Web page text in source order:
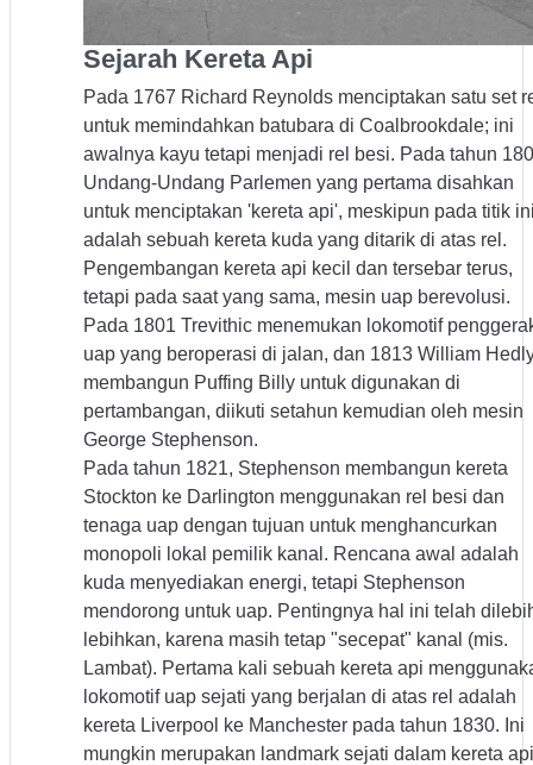
Sejarah Kereta Api
Pada 1767 Richard Reynolds menciptakan satu set
untuk memindahkan batubara di Coalbrookdale; ini
awalnya kayu tetapi menjadi rel besi. Pada tahun
Undang-Undang Parlemen yang pertama disahkan
untuk menciptakan 'kereta api', meskipun pada titik
adalah sebuah kereta kuda yang ditarik di atas rel.
Pengembangan kereta api kecil dan tersebar terus,
tetapi pada saat yang sama, mesin uap berevolusi.
Pada 1801 Trevithic menemukan lokomotif
uap yang beroperasi di jalan, dan 1813 William
membangun Puffing Billy untuk digunakan di
pertambangan, diikuti setahun kemudian oleh mesin
George Stephenson.
Pada tahun 1821, Stephenson membangun kereta
Stockton ke Darlington menggunakan rel besi dan
tenaga uap dengan tujuan untuk menghancurkan
monopoli lokal pemilik kanal. Rencana awal adalah
kuda menyediakan energi, tetapi Stephenson
mendorong untuk uap. Pentingnya hal ini telah
lebihkan, karena masih tetap "secepat" kanal (mis.
Lambat). Pertama kali sebuah kereta api
lokomotif uap sejati yang berjalan di atas rel adalah
kereta Liverpool ke Manchester pada tahun 1830. Ini
mungkin merupakan landmark sejati dalam kereta api